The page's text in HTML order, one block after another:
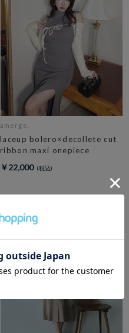
amerge.
laceup bolero×decollete cut
ribbon maxi onepiece
￥22,000